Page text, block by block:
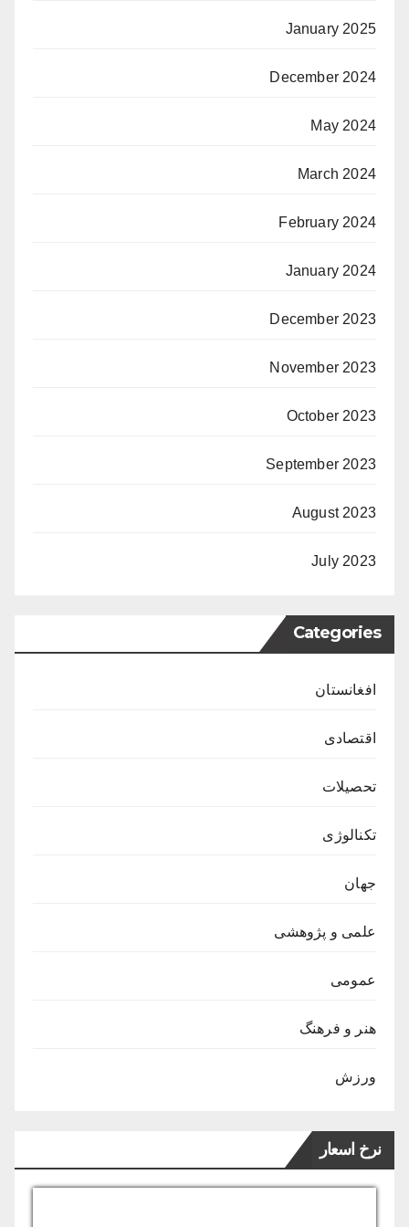
January 2025
December 2024
May 2024
March 2024
February 2024
January 2024
December 2023
November 2023
October 2023
September 2023
August 2023
July 2023
Categories
افغانستان
اقتصادی
تحصیلات
تکنالوژی
جهان
علمی و پژوهشی
عمومی
هنر و فرهنگ
ورزش
نرخ اسعار